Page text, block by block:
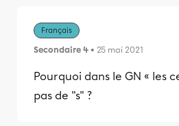
Français
Secondaire 4 • 25 mai 2021
Pourquoi dans le GN « les
pas de "s" ?